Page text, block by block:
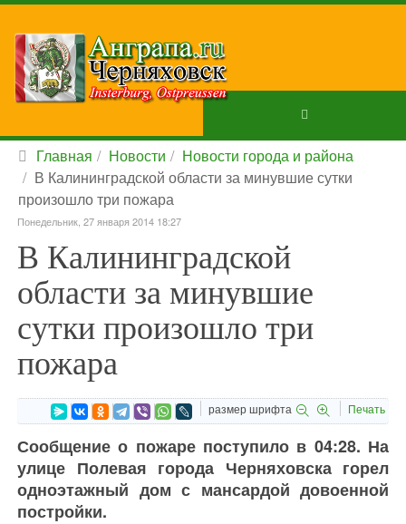
Главная Новости
Новости города и района
В Калининградской области за минувшие сутки
произошло три пожара
Понедельник, 27 января 2014 18:27
В Калининградской
области за минувшие
сутки произошло три
пожара
размер шрифта Печать
Сообщение о пожаре поступило в 04:28. На
улице Полевая города Черняховска горел
одноэтажный дом с мансардой довоенной
постройки.